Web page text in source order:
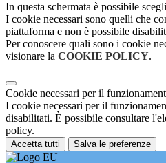
In questa schermata è possibile
I cookie necessari sono quelli che
piattaforma e non è possibile
Per conoscere quali sono i cookie
visionare la COOKIE POLICY.
Cookie necessari per il
I cookie necessari per il
disabilitati. È possibile consultare
policy.
Accetta tutti Salva le preferenze